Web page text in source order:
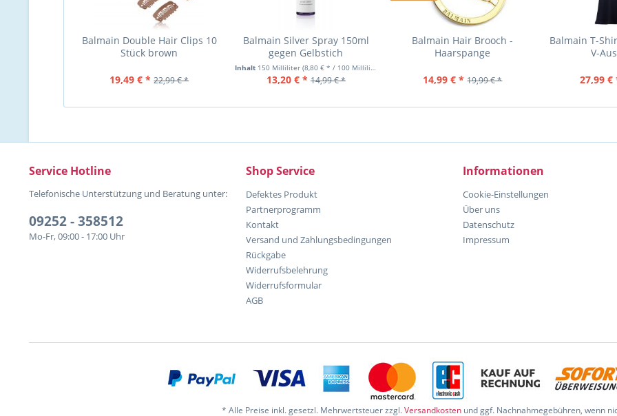
Balmain Double Hair Clips 10
Stück brown
19,49 € * 22,99 € *
Balmain Silver Spray 150ml
gegen Gelbstich
Inhalt 150 Milliliter (8,80 € * / 100 Milliliter)
13,20 € * 14,99 € *
Balmain Hair Brooch -
Haarspange
14,99 € * 19,99 € *
Balmain T-
V-
27,99 €
Service Hotline
Telefonische Unterstützung und Beratung unter:
09252 - 358512
Mo-Fr, 09:00 - 17:00 Uhr
Shop Service
Defektes Produkt
Partnerprogramm
Kontakt
Versand und Zahlungsbedingungen
Rückgabe
Widerrufsbelehrung
Widerrufsformular
AGB
Informationen
Cookie-Einstellungen
Über uns
Datenschutz
Impressum
* Alle Preise inkl. gesetzl. Mehrwertsteuer zzgl.Versandkostenund ggf. Nachnahmegebühren, wenn